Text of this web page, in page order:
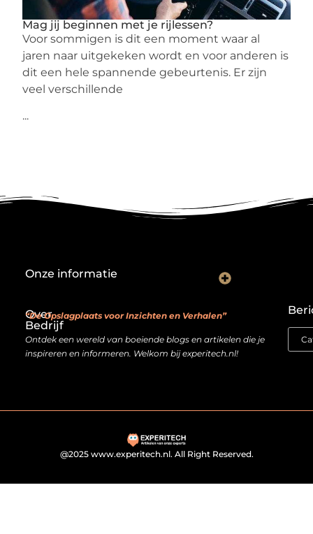
Mag jij beginnen met je rijlessen?
Voor sommigen is dit een moment waar al
jaren naar uitgekeken wordt en voor anderen is
dit een hele spannende gebeurtenis. Er zijn
veel verschillende
...
Over
Bedrijf
“De Opslagplaats voor Inzichten en Verhalen”
Ontdek een wereld van boeiende blogs en artikelen die je
inspireren en informeren. Welkom bij experitech.nl!
Onze informatie
@2025 www.experitech.nl. All Right Reserved.